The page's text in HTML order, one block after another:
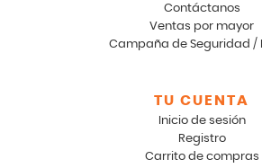
Contáctanos
Ventas por mayor
Campaña de Seguridad /
TU CUENTA
Inicio de sesión
Registro
Carrito de compras